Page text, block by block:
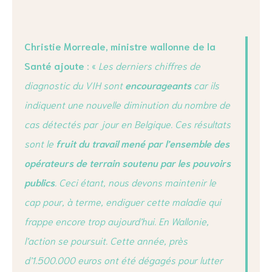
Christie Morreale, ministre wallonne de la
Santé ajoute : « Les derniers chiffres de
diagnostic du VIH sontencourageantscar ils
indiquent une nouvelle diminution du nombre de
cas détectés par jour en Belgique. Ces résultats
sont le fruit du travail mené par l’ensemble des
opérateurs de terrain soutenu par les pouvoirs
publics. Ceci étant, nous devons maintenir le
cap pour, à terme, endiguer cette maladie qui
frappe encore trop aujourd’hui. En Wallonie,
l’action se poursuit. Cette année, près
d’1.500.000 euros ont été dégagés pour lutter